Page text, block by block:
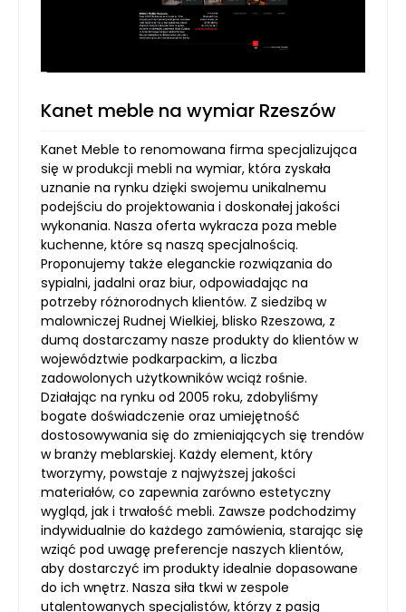
Kanet meble na wymiar Rzeszów
Kanet Meble to renomowana firma specjalizująca
się w produkcji mebli na wymiar, która zyskała
uznanie na rynku dzięki swojemu unikalnemu
podejściu do projektowania i doskonałej jakości
wykonania. Nasza oferta wykracza poza meble
kuchenne, które są naszą specjalnością.
Proponujemy także eleganckie rozwiązania do
sypialni, jadalni oraz biur, odpowiadając na
potrzeby różnorodnych klientów. Z siedzibą w
malowniczej Rudnej Wielkiej, blisko Rzeszowa, z
dumą dostarczamy nasze produkty do klientów w
województwie podkarpackim, a liczba
zadowolonych użytkowników wciąż rośnie.
Działając na rynku od 2005 roku, zdobyliśmy
bogate doświadczenie oraz umiejętność
dostosowywania się do zmieniających się trendów
w branży meblarskiej. Każdy element, który
tworzymy, powstaje z najwyższej jakości
materiałów, co zapewnia zarówno estetyczny
wygląd, jak i trwałość mebli. Zawsze podchodzimy
indywidualnie do każdego zamówienia, starając się
wziąć pod uwagę preferencje naszych klientów,
aby dostarczyć im produkty idealnie dopasowane
do ich wnętrz. Nasza siła tkwi w zespole
utalentowanych specjalistów, którzy z pasją